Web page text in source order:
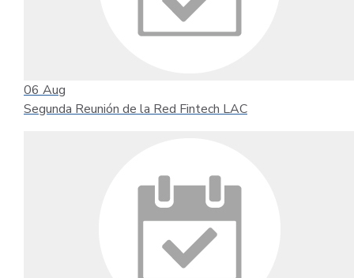
06 Aug
Segunda Reunión de la Red Fintech LAC